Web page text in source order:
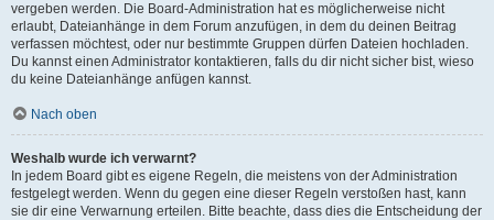
vergeben werden. Die Board-Administration hat es möglicherweise nicht
erlaubt, Dateianhänge in dem Forum anzufügen, in dem du deinen Beitrag
verfassen möchtest, oder nur bestimmte Gruppen dürfen Dateien hochladen.
Du kannst einen Administrator kontaktieren, falls du dir nicht sicher bist, wieso
du keine Dateianhänge anfügen kannst.
Nach oben
Weshalb wurde ich verwarnt?
In jedem Board gibt es eigene Regeln, die meistens von der Administration
festgelegt werden. Wenn du gegen eine dieser Regeln verstoßen hast, kann
sie dir eine Verwarnung erteilen. Bitte beachte, dass dies die Entscheidung der